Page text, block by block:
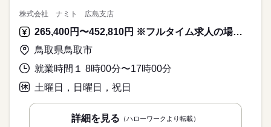
株式会社 ナミト 広島支店
265,400円〜452,810円 ※フルタイム求人の場合は月額（換算額）、パート求人の場合は時間額を表示しています。
鳥取県鳥取市
就業時間１ 8時00分〜17時00分
土曜日，日曜日，祝日
詳細を見る （ハローワークより転載）